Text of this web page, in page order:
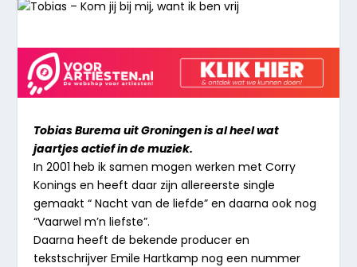
Tobias Burema uit Groningen is al heel wat
jaartjes actief in de muziek.
In 2001 heb ik samen mogen werken met Corry
Konings en heeft daar zijn allereerste single
gemaakt “ Nacht van de liefde” en daarna ook nog
“Vaarwel m’n liefste”.
Daarna heeft de bekende producer en
tekstschrijver Emile Hartkamp nog een nummer